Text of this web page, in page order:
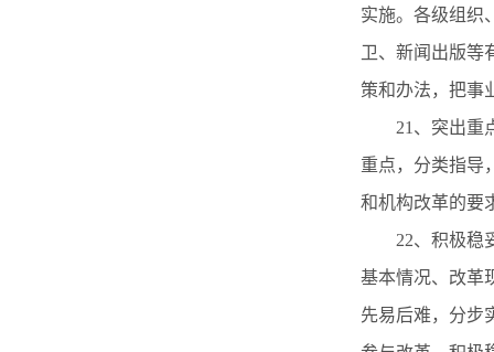
实施。各级组织
卫、新闻出版等
策和办法，把事
21、突出重
重点，分类指导
和机构改革的要
22、积极稳
基本情况、改革
先易后难，分步